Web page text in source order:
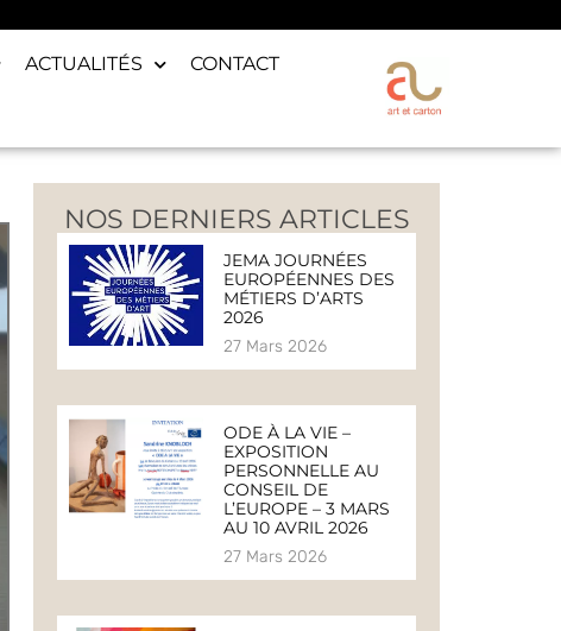
ACTUALITÉS CONTACT
NOS DERNIERS ARTICLES
JEMA JOURNÉES
EUROPÉENNES DES
MÉTIERS D’ARTS
2026
27 Mars 2026
ODE À LA VIE –
EXPOSITION
PERSONNELLE AU
CONSEIL DE
L’EUROPE – 3 MARS
AU 10 AVRIL 2026
27 Mars 2026